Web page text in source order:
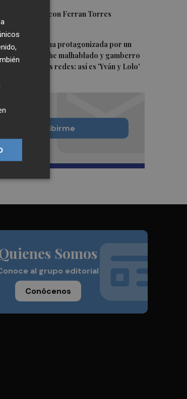
Foios se vuelca con Ferran Torres
serie murciana protagonizada por un
conejo de peluche malhablado y gamberro
que triunfa en las redes: así es 'Yván y Lolo'
Quiero suscribirme
Somos
al grupo editorial
Conócenos